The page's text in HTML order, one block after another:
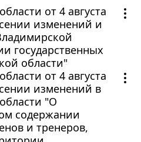
от 4 августа
изменений и
государственных
области"
от 4 августа
изменений в
"О
содержании
и тренеров,